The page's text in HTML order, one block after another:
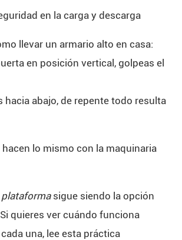
en la carga y descarga
llevar un armario alto en casa:
en posición vertical, golpeas el
hacia abajo, de repente todo resulta
hacen lo mismo con la maquinaria
plataformasigue siendo la opción
quieres ver cuándo funciona
una, lee esta práctica